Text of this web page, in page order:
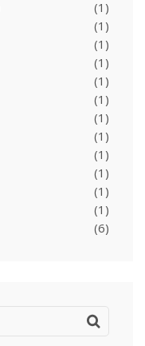
(1)
(1)
(1)
(1)
(1)
(1)
(1)
(1)
(1)
(1)
(1)
(1)
(6)